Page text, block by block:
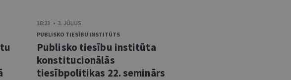
18:23 • 3. JŪLIJS
PUBLISKO TIESĪBU INSTITŪTS
Publisko tiesību institūta
konstitucionālās
tiesībpolitikas 22. seminārs